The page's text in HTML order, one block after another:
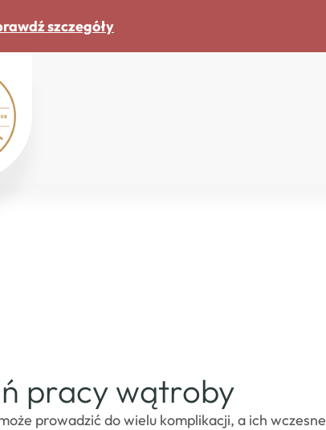
szczegóły
pracy wątroby
prowadzić do wielu komplikacji, a ich wczesne